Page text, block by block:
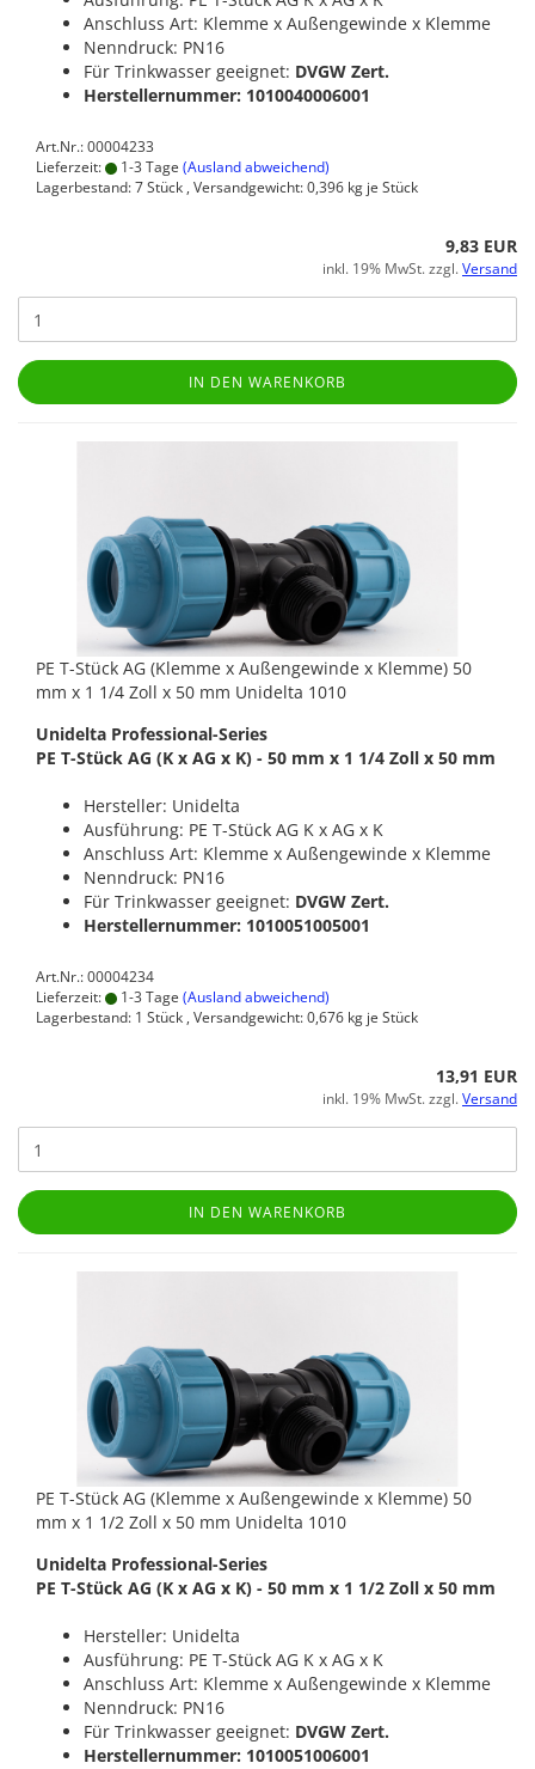
Anschluss Art: Klemme x Außengewinde x Klemme
Nenndruck: PN16
Für Trinkwasser geeignet: DVGW Zert.
Herstellernummer: 1010040006001
Art.Nr.: 00004233
Lieferzeit:
1-3 Tage (Ausland abweichend)
Lagerbestand: 7 Stück , Versandgewicht:0,396 kg je Stück
9,83 EUR
inkl. 19% MwSt. zzgl.Versand
IN DEN WARENKORB
PE T-Stück AG (Klemme x Außengewinde x Klemme) 50
mm x 1 1/4 Zoll x 50 mm Unidelta 1010
Unidelta Professional-Series
PE T-Stück AG (K x AG x K) - 50 mm x 1 1/4 Zoll x 50 mm
Hersteller: Unidelta
Ausführung: PE T-Stück AG K x AG x K
Anschluss Art: Klemme x Außengewinde x Klemme
Nenndruck: PN16
Für Trinkwasser geeignet: DVGW Zert.
Herstellernummer: 1010051005001
Art.Nr.: 00004234
Lieferzeit:
1-3 Tage (Ausland abweichend)
Lagerbestand: 1 Stück , Versandgewicht:0,676 kg je Stück
13,91 EUR
inkl. 19% MwSt. zzgl.Versand
IN DEN WARENKORB
PE T-Stück AG (Klemme x Außengewinde x Klemme) 50
mm x 1 1/2 Zoll x 50 mm Unidelta 1010
Unidelta Professional-Series
PE T-Stück AG (K x AG x K) - 50 mm x 1 1/2 Zoll x 50 mm
Hersteller: Unidelta
Ausführung: PE T-Stück AG K x AG x K
Anschluss Art: Klemme x Außengewinde x Klemme
Nenndruck: PN16
Für Trinkwasser geeignet: DVGW Zert.
Herstellernummer: 1010051006001